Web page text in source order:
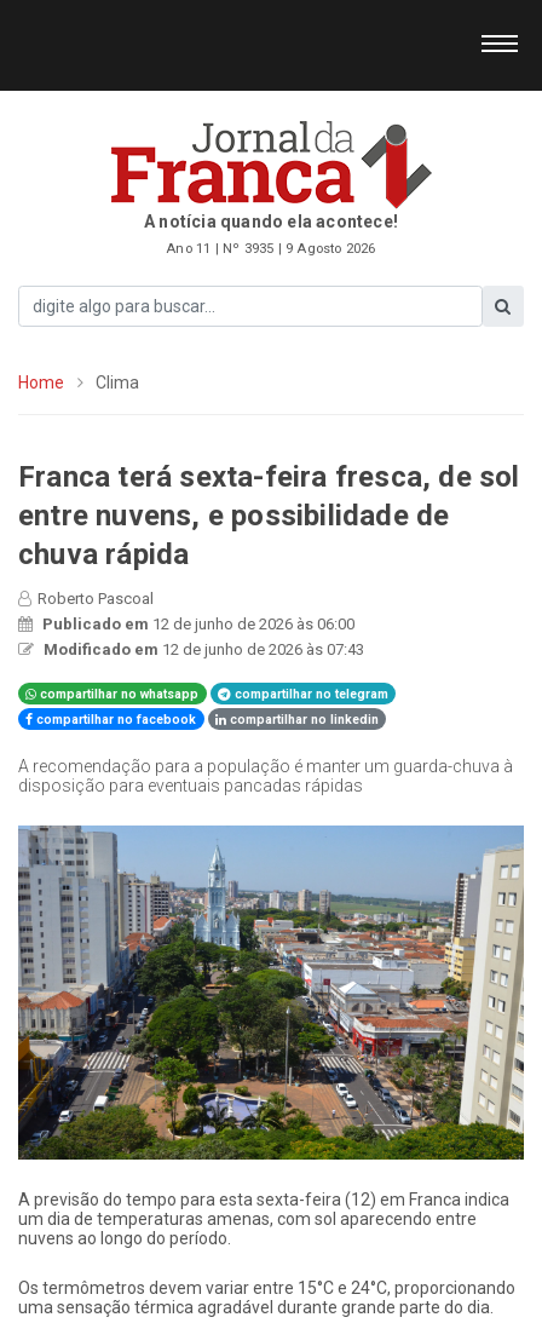
A notícia quando ela acontece!
Ano 11 | Nº 3935 | 9 Agosto 2026
Home Clima
Franca terá sexta-feira fresca, de sol
entre nuvens, e possibilidade de
chuva rápida
Roberto Pascoal
Publicado em 12 de junho de 2026 às 06:00
Modificado em 12 de junho de 2026 às 07:43
compartilhar no whatsapp
compartilhar no telegram
compartilhar no facebook
compartilhar no linkedin
A recomendação para a população é manter um guarda-chuva à
disposição para eventuais pancadas rápidas
A previsão do tempo para esta sexta-feira (12) em Franca indica
um dia de temperaturas amenas, com sol aparecendo entre
nuvens ao longo do período.
Os termômetros devem variar entre 15°C e 24°C, proporcionando
uma sensação térmica agradável durante grande parte do dia.